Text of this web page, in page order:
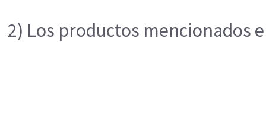
2) Los productos mencionados